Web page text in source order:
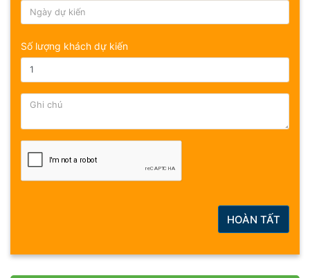
Số lượng khách dự kiến
HOÀN TẤT